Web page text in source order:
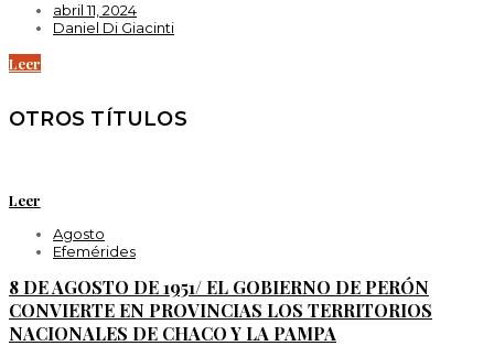
abril 11, 2024
Daniel Di Giacinti
Leer
OTROS TÍTULOS
Leer
Agosto
Efemérides
8 DE AGOSTO DE 1951/ EL GOBIERNO DE PERÓN
CONVIERTE EN PROVINCIAS LOS TERRITORIOS
NACIONALES DE CHACO Y LA PAMPA